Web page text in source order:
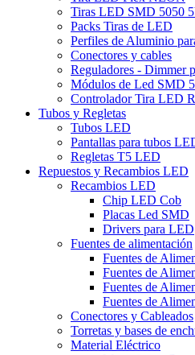
Tiras LED SMD 5050
Packs Tiras de LED
Perfiles de Aluminio
Conectores y cables
Reguladores - Dimmer
Módulos de Led SMD
Controlador Tira LED
Tubos y Regletas
Tubos LED
Pantallas para tubos
Regletas T5 LED
Repuestos y Recambios LED
Recambios LED
Chip LED Cob
Placas Led SMD
Drivers para LED
Fuentes de alimentación
Fuentes de
Fuentes de
Fuentes de
Fuentes de
Conectores y Cableados
Torretas y bases de
Material Eléctrico